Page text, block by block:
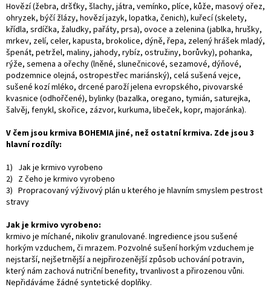
Hovězí (žebra, dršťky, šlachy, játra, vemínko, plíce, kůže, masový ořez,
ohryzek, býčí žlázy, hovězí jazyk, lopatka, čenich), kuřecí (skelety,
křídla, srdíčka, žaludky, pařáty, prsa), ovoce a zelenina (jablka, hrušky,
mrkev, zelí, celer, kapusta, brokolice, dýně, řepa, zelený hrášek mladý,
špenát, petržel, maliny, jahody, rybíz, ostružiny, borůvky), pohanka,
rýže, semena a ořechy (lněné, slunečnicové, sezamové, dýňové,
podzemnice olejná, ostropestřec mariánský), celá sušená vejce,
sušené kozí mléko, drcené paroží jelena evropského, pivovarské
kvasnice (odhořčené), bylinky (bazalka, oregano, tymián, saturejka,
šalvěj, fenykl, skořice, zázvor, kurkuma, libeček, kopr, majoránka).
V čem jsou krmiva BOHEMIA jiné, než ostatní krmiva. Zde jsou 3
hlavní rozdíly:
1) Jak je krmivo vyrobeno
2) Z čeho je krmivo vyrobeno
3) Propracovaný výživový plán u kterého je hlavním smyslem pestrost
stravy
Jak je krmivo vyrobeno:
krmivo je míchané, nikoliv granulované. Ingredience jsou sušené
horkým vzduchem, či mrazem. Pozvolné sušení horkým vzduchem je
nejstarší, nejšetrnější a nejpřirozenější způsob uchování potravin,
který nám zachová nutriční benefity, trvanlivost a přirozenou vůni.
Nepřidáváme žádné syntetické doplňky.